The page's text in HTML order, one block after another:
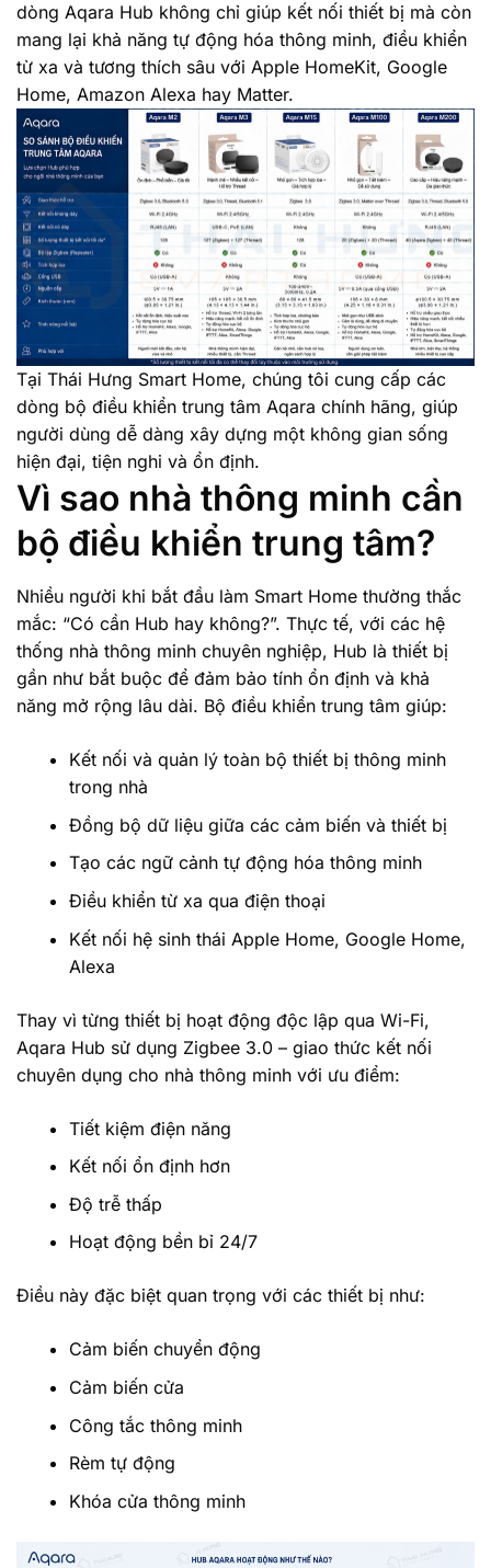
dòng Aqara Hub không chỉ giúp kết nối thiết bị mà còn
mang lại khả năng tự động hóa thông minh, điều khiển
từ xa và tương thích sâu với Apple HomeKit, Google
Home, Amazon Alexa hay Matter.
Tại Thái Hưng Smart Home, chúng tôi cung cấp các
dòng bộ điều khiển trung tâm Aqara chính hãng, giúp
người dùng dễ dàng xây dựng một không gian sống
hiện đại, tiện nghi và ổn định.
Vì sao nhà thông minh cần
bộ điều khiển trung tâm?
Nhiều người khi bắt đầu làm Smart Home thường thắc
mắc: “Có cần Hub hay không?”. Thực tế, với các hệ
thống nhà thông minh chuyên nghiệp, Hub là thiết bị
gần như bắt buộc để đảm bảo tính ổn định và khả
năng mở rộng lâu dài. Bộ điều khiển trung tâm giúp:
Kết nối và quản lý toàn bộ thiết bị thông minh
trong nhà
Đồng bộ dữ liệu giữa các cảm biến và thiết bị
Tạo các ngữ cảnh tự động hóa thông minh
Điều khiển từ xa qua điện thoại
Kết nối hệ sinh thái Apple Home, Google Home,
Alexa
Thay vì từng thiết bị hoạt động độc lập qua Wi-Fi,
Aqara Hub sử dụng Zigbee 3.0 – giao thức kết nối
chuyên dụng cho nhà thông minh với ưu điểm:
Tiết kiệm điện năng
Kết nối ổn định hơn
Độ trễ thấp
Hoạt động bền bỉ 24/7
Điều này đặc biệt quan trọng với các thiết bị như:
Cảm biến chuyển động
Cảm biến cửa
Công tắc thông minh
Rèm tự động
Khóa cửa thông minh